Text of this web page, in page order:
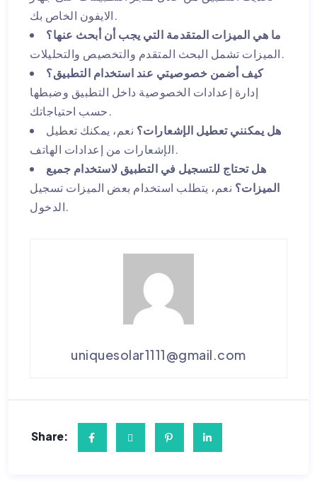
الايفون الخاص بك.
ما هي الميزات المتقدمة التي يجب أن أبحث عنها؟
الميزات تشمل البحث المتقدم والتخصيص والتحليلات.
كيف أضمن خصوصيتي عند استخدام التطبيق؟
إدارة إعدادات الخصوصية داخل التطبيق وضبطها
حسب احتياجاتك.
هل يمكنني تعطيل الإشعارات؟ نعم، يمكنك تعطيل
الإشعارات من إعدادات الهاتف.
هل تحتاج للتسجيل في التطبيق لاستخدام جميع
الميزات؟ نعم، يتطلب استخدام بعض الميزات تسجيل
الدخول.
uniquesolar1111@gmail.com
Share: